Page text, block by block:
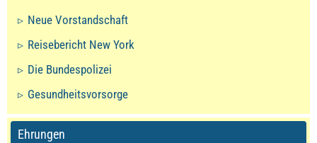
Neue Vorstandschaft
Reisebericht New York
Die Bundespolizei
Gesundheitsvorsorge
Ehrungen